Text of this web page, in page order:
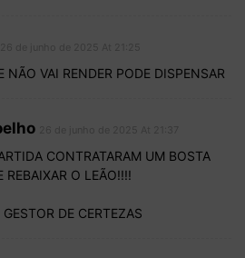
NÃO VAI RENDER PODE DISPENSAR
CONTRATARAM UM BOSTA
REBAIXAR O LEÃO!!!!
DE CERTEZAS